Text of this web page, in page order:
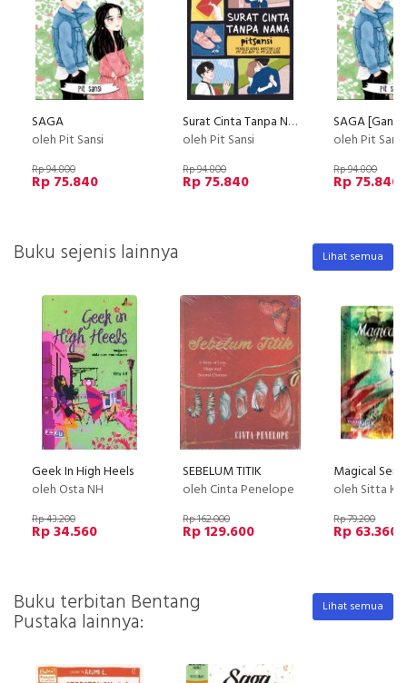
SAGA
oleh Pit Sansi
Rp 94.800
Rp 75.840
Surat Cinta Tanpa Nama
oleh Pit Sansi
Rp 94.800
Rp 75.840
oleh Pit Sansi
Rp 94.800
Rp 75.840
Buku sejenis lainnya Lihat semua
Geek In High Heels
oleh Osta NH
Rp 43.200
Rp 34.560
SEBELUM TITIK
oleh Cinta Penelope
Rp 162.000
Rp 129.600
oleh Sitta
Rp 79.200
Rp 63.360
Buku terbitan Bentang
Pustaka lainnya:
Lihat semua